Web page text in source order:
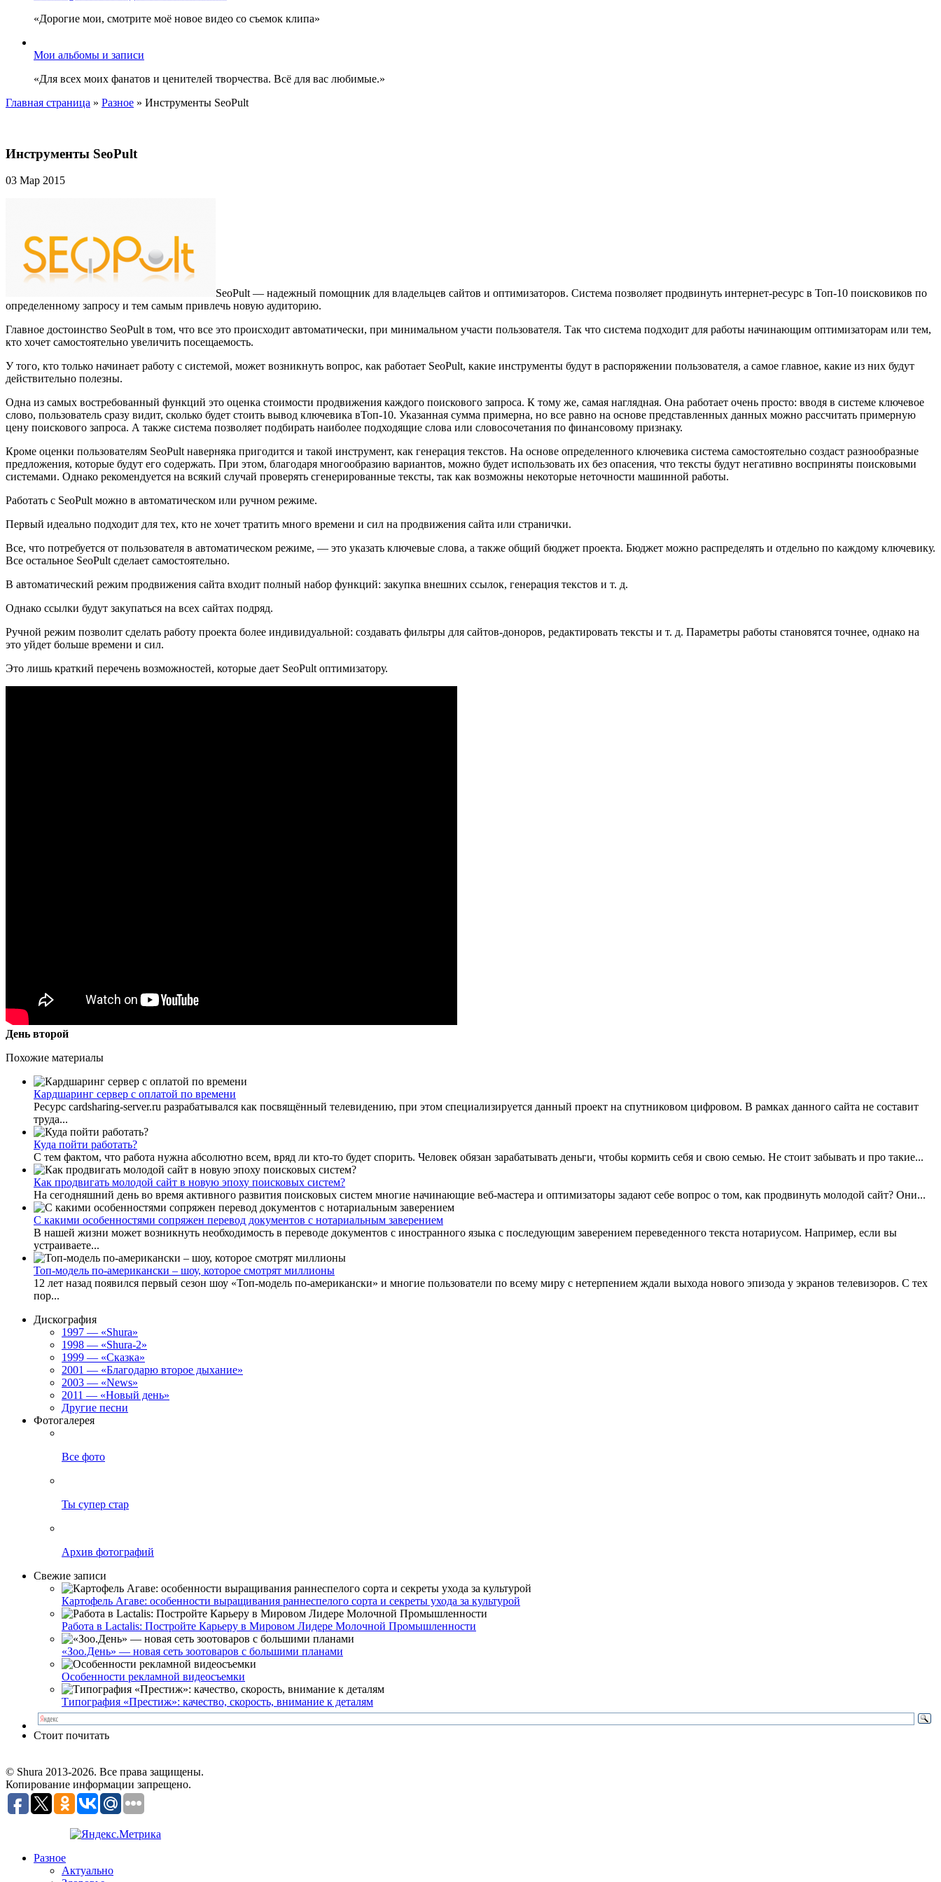
«Дорогие мои, смотрите моё новое видео со съемок клипа»
Мои альбомы и записи
«Для всех моих фанатов и ценителей творчества. Всё для вас любимые.»
Главная страница » Разное » Инструменты SeoPult
Инструменты SeoPult
03 Мар 2015
SeoPult — надежный помощник для владельцев сайтов и оптимизаторов. Система позволяет продвинуть интернет-ресурс в Топ-10 поисковиков по
определенному запросу и тем самым привлечь новую аудиторию.
Главное достоинство SeoPult в том, что все это происходит автоматически, при минимальном участи пользователя. Так что система подходит для работы начинающим оптимизаторам или тем,
кто хочет самостоятельно увеличить посещаемость.
У того, кто только начинает работу с системой, может возникнуть вопрос, как работает SeoPult, какие инструменты будут в распоряжении пользователя, а самое главное, какие из них будут
действительно полезны.
Одна из самых востребованный функций это оценка стоимости продвижения каждого поискового запроса. К тому же, самая наглядная. Она работает очень просто: вводя в системе ключевое
слово, пользователь сразу видит, сколько будет стоить вывод ключевика вТоп-10. Указанная сумма примерна, но все равно на основе представленных данных можно рассчитать примерную
цену поискового запроса. А также система позволяет подбирать наиболее подходящие слова или словосочетания по финансовому признаку.
Кроме оценки пользователям SeoPult наверняка пригодится и такой инструмент, как генерация текстов. На основе определенного ключевика система самостоятельно создаст разнообразные
предложения, которые будут его содержать. При этом, благодаря многообразию вариантов, можно будет использовать их без опасения, что тексты будут негативно восприняты поисковыми
системами. Однако рекомендуется на всякий случай проверять сгенерированные тексты, так как возможны некоторые неточности машинной работы.
Работать с SeoPult можно в автоматическом или ручном режиме.
Первый идеально подходит для тех, кто не хочет тратить много времени и сил на продвижения сайта или странички.
Все, что потребуется от пользователя в автоматическом режиме, — это указать ключевые слова, а также общий бюджет проекта. Бюджет можно распределять и отдельно по каждому ключевику.
Все остальное SeoPult сделает самостоятельно.
В автоматический режим продвижения сайта входит полный набор функций: закупка внешних ссылок, генерация текстов и т. д.
Однако ссылки будут закупаться на всех сайтах подряд.
Ручной режим позволит сделать работу проекта более индивидуальной: создавать фильтры для сайтов-доноров, редактировать тексты и т. д. Параметры работы становятся точнее, однако на
это уйдет больше времени и сил.
Это лишь краткий перечень возможностей, которые дает SeoPult оптимизатору.
День второй
Похожие материалы
Кардшаринг сервер с оплатой по времени
Ресурс cardsharing-server.ru разрабатывался как посвящённый телевидению, при этом специализируется данный проект на спутниковом цифровом. В рамках данного сайта не составит
труда...
Куда пойти работать?
С тем фактом, что работа нужна абсолютно всем, вряд ли кто-то будет спорить. Человек обязан зарабатывать деньги, чтобы кормить себя и свою семью. Не стоит забывать и про такие...
Как продвигать молодой сайт в новую эпоху поисковых систем?
На сегодняшний день во время активного развития поисковых систем многие начинающие веб-мастера и оптимизаторы задают себе вопрос о том, как продвинуть молодой сайт? Они...
С какими особенностями сопряжен перевод документов с нотариальным заверением
В нашей жизни может возникнуть необходимость в переводе документов с иностранного языка с последующим заверением переведенного текста нотариусом. Например, если вы
устраиваете...
Топ-модель по-американски – шоу, которое смотрят миллионы
12 лет назад появился первый сезон шоу «Топ-модель по-американски» и многие пользователи по всему миру с нетерпением ждали выхода нового эпизода у экранов телевизоров. С тех
пор...
Дискография
1997 — «Shura»
1998 — «Shura-2»
1999 — «Сказка»
2001 — «Благодарю второе дыхание»
2003 — «News»
2011 — «Новый день»
Другие песни
Фотогалерея
Все фото
Ты супер стар
Архив фотографий
Свежие записи
Картофель Агаве: особенности выращивания раннеспелого сорта и секреты ухода за культурой
Работа в Lactalis: Постройте Карьеру в Мировом Лидере Молочной Промышленности
«Зоо.День» — новая сеть зоотоваров с большими планами
Особенности рекламной видеосъемки
Типография «Престиж»: качество, скорость, внимание к деталям
Стоит почитать
© Shura 2013-2026. Все права защищены.
Копирование информации запрещено.
Разное
Актуально